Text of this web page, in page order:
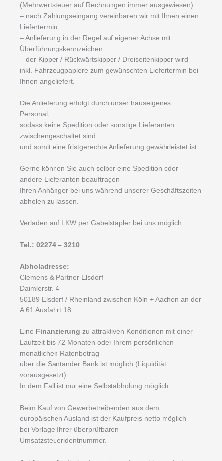
(Mehrwertsteuer auf Rechnungen immer ausgewiesen)
– nach Zahlungseingang vereinbaren wir mit Ihnen einen
Liefertermin
– Anlieferung in der Regel auf eigener Achse mit
Überführungskennzeichen
– der Kipper / Rückwärtskipper / Dreiseitenkipper wird
inkl. Fahrzeugpapiere zum gewünschten Liefertermin bei
Ihnen angeliefert.
Die Anlieferung erfolgt durch unser hauseigenes
Personal,
sodass keine Spedition oder sonstige Lieferanten
zwischengeschaltet sind
und somit eine fristgerechte Anlieferung gewährleistet ist.
Gerne können Sie auch selber eine Spedition oder
andere Lieferanten beauftragen
Ihren Anhänger bei uns während unserer Geschäftszeiten
abholen zu lassen.
Verladen auf LKW per Gabelstapler bei uns möglich.
Tel.: 02274 – 3210
Abholadresse:
Clemens & Partner Elsdorf
Daimlerstr. 4
50189 Elsdorf / Rheinland zwischen Köln + Aachen an der
A 61 Ausfahrt 18
Eine Finanzierung zu attraktiven Konditionen mit einer
Laufzeit bis 72 Monaten oder Ihrem persönlichen
monatlichen Ratenbetrag
über die Santander Bank ist möglich (Liquidität
vorausgesetzt).
In dem Fall ist nur eine Selbstabholung möglich.
Beim Kauf von Gewerbetreibenden aus dem
europäischen Ausland ist der Kaufpreis netto möglich
bei Vorlage Ihrer überprüfbaren
Umsatzsteueridentnummer.